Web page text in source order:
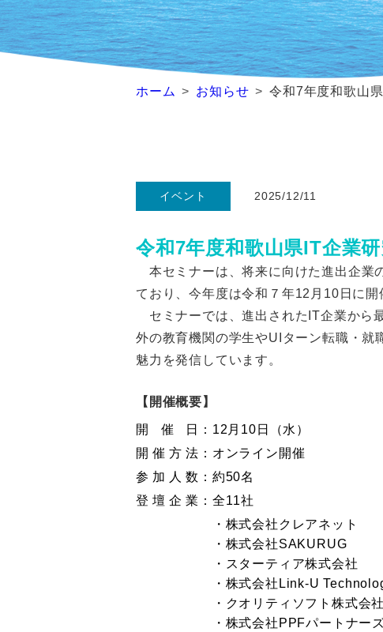
ホーム お知らせ 令和7年度和歌山
イベント 2025/12/11
令和7年度和歌山県IT企業
本セミナーは、将来に向けた進出企業
ており、今年度は令和７年12月10日に開
セミナーでは、進出されたIT企業から
外の教育機関の学生やUIターン転職・就
魅力を発信しています。
【開催概要】
開催日 ： 12月10日（水）
開催方法 ： オンライン開催
参加人数 ： 約50名
登壇企業 ： 全11社
・株式会社クレアネット
・株式会社SAKURUG
・スターティア株式会社
・株式会社Link-U
・クオリティソフト株式会社
・株式会社PPFパートナー